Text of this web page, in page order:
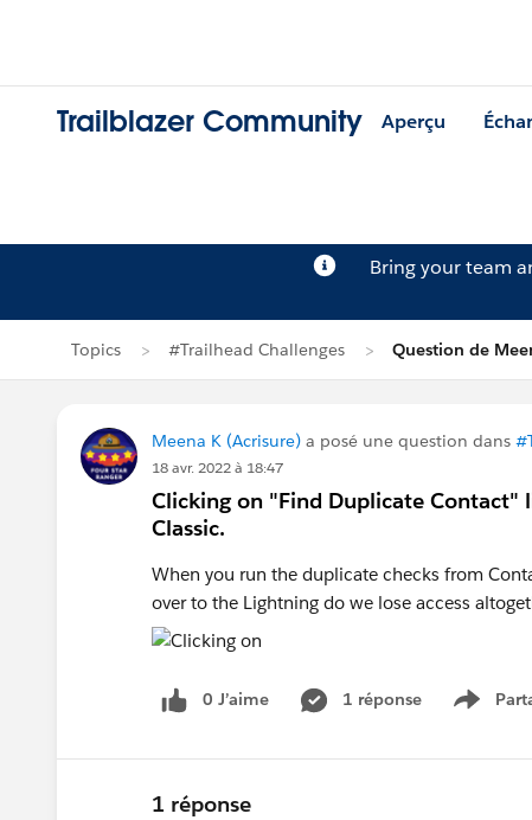
Trailblazer Community Aperçu
Bring your team
Topics #Trailhead Challenges Question de
Meena K (Acrisure) a posé une question dans
18 avr. 2022 à 18:47
Clicking on "Find Duplicate Contact"
Classic.
When you run the duplicate checks from
over to the Lightning do we lose access
0 J’aime 1 réponse
Show
1 réponse